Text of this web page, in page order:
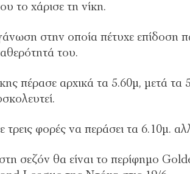
το χάρισε τη νίκη.
στην οποία πέτυχε επίδοση
του.
πέρασε αρχικά τα 5.60μ, μετά τα
τρεις φορές να περάσει τα 6.10μ.
σεζόν θα είναι το περίφημο